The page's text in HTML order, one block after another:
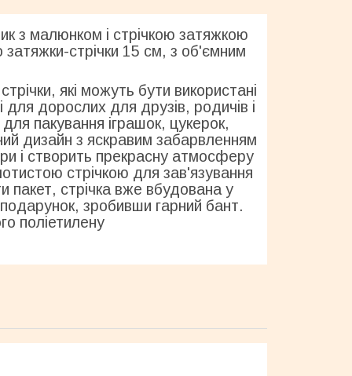
з малюнком і стрічкою затяжкою
стрічки 15 см, з об'ємним
які можуть бути використані
для дорослих для друзів, родичів і
пакування іграшок, цукерок,
дизайн з яскравим забарвленням
і створить прекрасну атмосферу
стрічкою для зав'язування
пакет, стрічка вже вбудована у
зробивши гарний бант.
поліетилену